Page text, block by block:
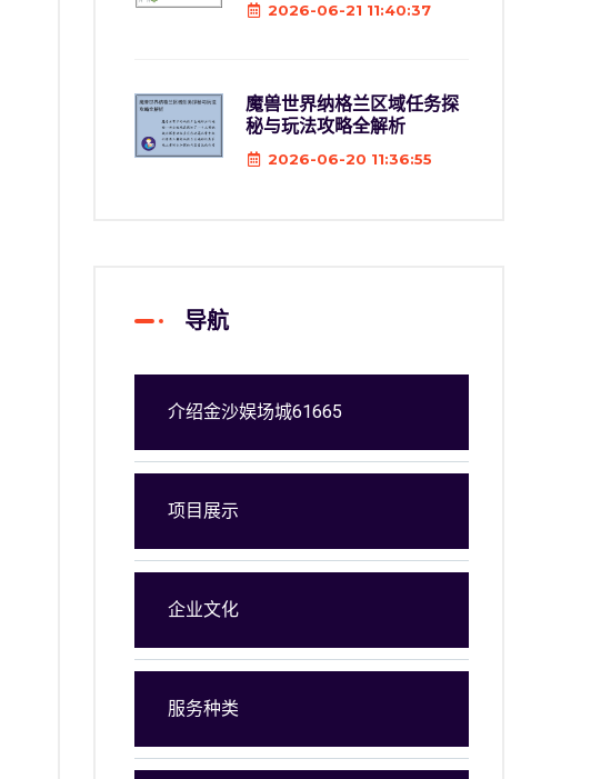
2026-06-21 11:40:37
魔兽世界纳格兰区域任务探
秘与玩法攻略全解析
2026-06-20 11:36:55
导航
介绍金沙娱场城61665
项目展示
企业文化
服务种类